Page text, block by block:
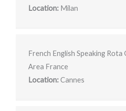
Location:Milan
French English Speaking
Area France
Location:Cannes